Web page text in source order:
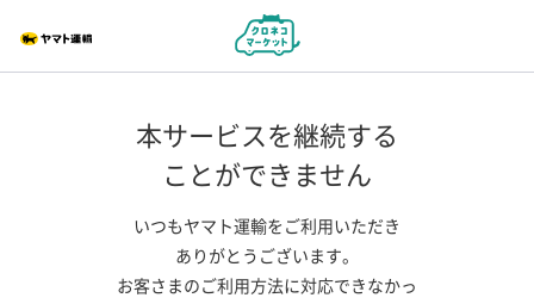
本サービスを継続する
ことができません
いつもヤマト運輸をご利用いただき
ありがとうございます。
お客さまのご利用方法に対応できなかっ